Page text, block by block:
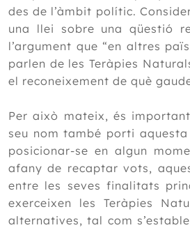
des de l’àmbit polític.
una llei sobre una qüestió
l’argument que “en altres
parlen de les Teràpies
el reconeixement de què
Per això mateix, és
seu nom també porti
posicionar-se en algun
afany de recaptar vots,
entre les seves finalitats
exerceixen les Teràpies
alternatives, tal com